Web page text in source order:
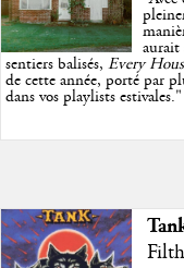
aurait
sentiers balisés, Every
de cette année, porté par
dans vos playlists estivales."